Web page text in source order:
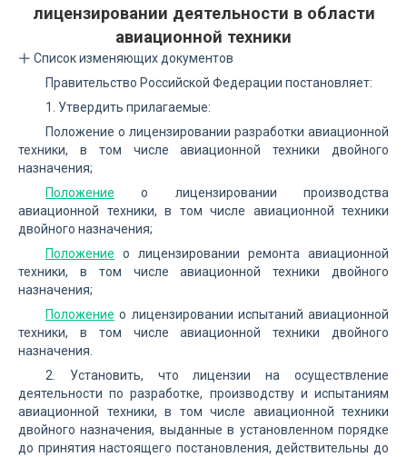
лицензировании деятельности в области
авиационной техники
Список изменяющих документов
Правительство Российской Федерации постановляет:
1. Утвердить прилагаемые:
Положение о лицензировании разработки авиационной
техники, в том числе авиационной техники двойного
назначения;
Положение о лицензировании производства
авиационной техники, в том числе авиационной техники
двойного назначения;
Положение о лицензировании ремонта авиационной
техники, в том числе авиационной техники двойного
назначения;
Положение о лицензировании испытаний авиационной
техники, в том числе авиационной техники двойного
назначения.
2. Установить, что лицензии на осуществление
деятельности по разработке, производству и испытаниям
авиационной техники, в том числе авиационной техники
двойного назначения, выданные в установленном порядке
до принятия настоящего постановления, действительны до